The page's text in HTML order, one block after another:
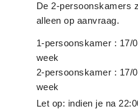
De 2-persoonskamers
alleen op aanvraag.
1-persoonskamer : 17/
week
2-persoonskamer : 17/
week
Let op: indien je na